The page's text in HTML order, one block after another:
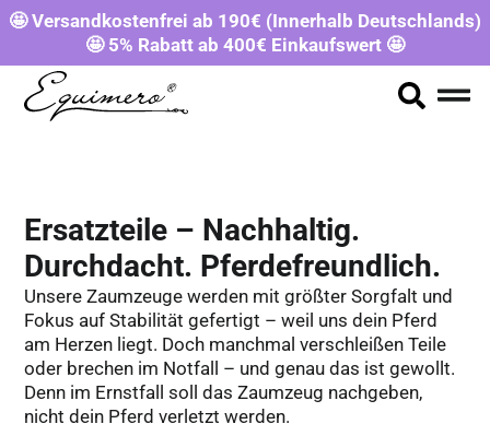
🤩 Versandkostenfrei ab 190€ (Innerhalb Deutschlands)
🤩 5% Rabatt ab 400€ Einkaufswert 🤩
Ersatzteile – Nachhaltig.
Durchdacht. Pferdefreundlich.
Unsere Zaumzeuge werden mit größter Sorgfalt und
Fokus auf Stabilität gefertigt – weil uns dein Pferd
am Herzen liegt. Doch manchmal verschleißen Teile
oder brechen im Notfall – und genau das ist gewollt.
Denn im Ernstfall soll das Zaumzeug nachgeben,
nicht dein Pferd verletzt werden.